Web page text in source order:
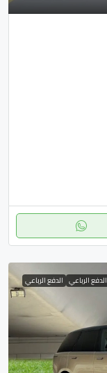
الدفع الرباعي الدفع الرباعي